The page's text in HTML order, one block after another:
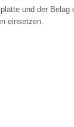
und der
einsetzen.